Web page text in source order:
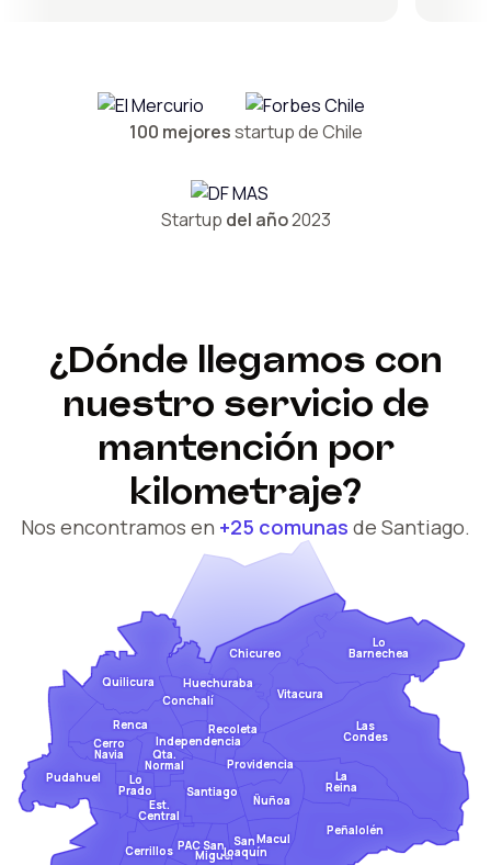
100 mejoresstartup de Chile
Startup del año2023
Chicureo
Cerrillos
Est.
Central
Pudahuel Lo
Prado
Cerro
Navia
Santiago
Renca
Qta.
Normal
Recoleta
Independencia
Quilicura
Conchalí
PACSan
Miguel
San
Joaquín
Providencia
Ñuñoa
La
Reina
Macul
Peñalolén
Las
Condes
Vitacura
Lo
Barnechea
Huechuraba
¿Dónde llegamos con
nuestro servicio de
mantención por
kilometraje?
Nos encontramos en +25 comunas de Santiago.